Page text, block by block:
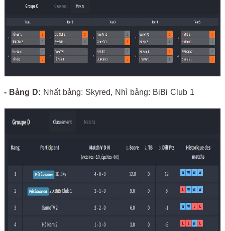
- Bảng D: Nhất bảng: Skyred, Nhì bảng: BiBi Club 1